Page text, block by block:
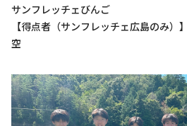
サンフレッチェびんご
【得点者（サンフレッチェ広島のみ）
空